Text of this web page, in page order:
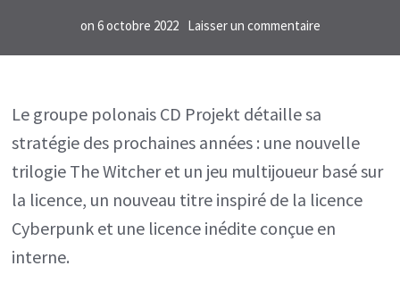
on 6 octobre 2022 Laisser un commentairesur
CD
détaille
sa
stratégie
:
de
Le groupe polonais CD Projekt détaille sa
stratégie des prochaines années : une nouvelle
trilogie The Witcher et un jeu multijoueur basé sur
la licence, un nouveau titre inspiré de la licence
Cyberpunk et une licence inédite conçue en
interne.